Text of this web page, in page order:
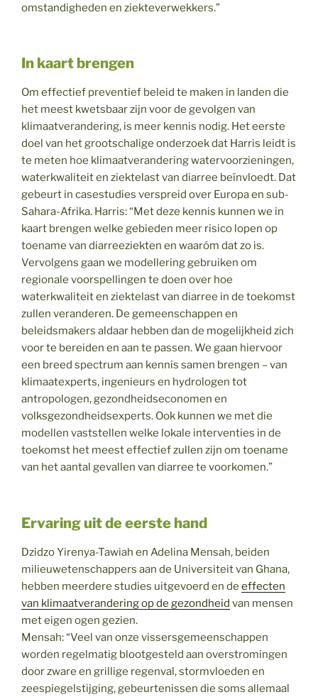
omstandigheden en ziekteverwekkers.”
In kaart brengen
Om effectief preventief beleid te maken in landen die
het meest kwetsbaar zijn voor de gevolgen van
klimaatverandering, is meer kennis nodig. Het eerste
doel van het grootschalige onderzoek dat Harris leidt is
te meten hoe klimaatverandering watervoorzieningen,
waterkwaliteit en ziektelast van diarree beïnvloedt. Dat
gebeurt in casestudies verspreid over Europa en sub-
Sahara-Afrika. Harris: “Met deze kennis kunnen we in
kaart brengen welke gebieden meer risico lopen op
toename van diarreeziekten en waaróm dat zo is.
Vervolgens gaan we modellering gebruiken om
regionale voorspellingen te doen over hoe
waterkwaliteit en ziektelast van diarree in de toekomst
zullen veranderen. De gemeenschappen en
beleidsmakers aldaar hebben dan de mogelijkheid zich
voor te bereiden en aan te passen. We gaan hiervoor
een breed spectrum aan kennis samen brengen – van
klimaatexperts, ingenieurs en hydrologen tot
antropologen, gezondheidseconomen en
volksgezondheidsexperts. Ook kunnen we met die
modellen vaststellen welke lokale interventies in de
toekomst het meest effectief zullen zijn om toename
van het aantal gevallen van diarree te voorkomen.”
Ervaring uit de eerste hand
Dzidzo Yirenya-Tawiah en Adelina Mensah, beiden
milieuwetenschappers aan de Universiteit van Ghana,
hebben meerdere studies uitgevoerd en de effecten
van klimaatverandering op de gezondheid van mensen
met eigen ogen gezien.
Mensah: “Veel van onze vissersgemeenschappen
worden regelmatig blootgesteld aan overstromingen
door zware en grillige regenval, stormvloeden en
zeespiegelstijging, gebeurtenissen die soms allemaal